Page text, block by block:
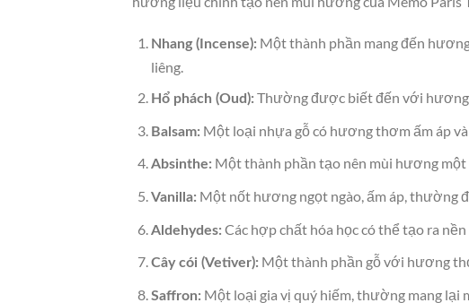
Nhang (Incense): Một thành phần mang đến
liêng.
Hổ phách (Oud): Thường được biết đến với hương
Balsam: Một loại nhựa gỗ có hương thơm ấm áp
Absinthe: Một thành phần tạo nên mùi hương một
Vanilla: Một nốt hương ngọt ngào, ấm áp, thường
Aldehydes: Các hợp chất hóa học có thể tạo ra
Cây cói (Vetiver): Một thành phần gỗ với hương
Saffron: Một loại gia vị quý hiếm, thường mang lại